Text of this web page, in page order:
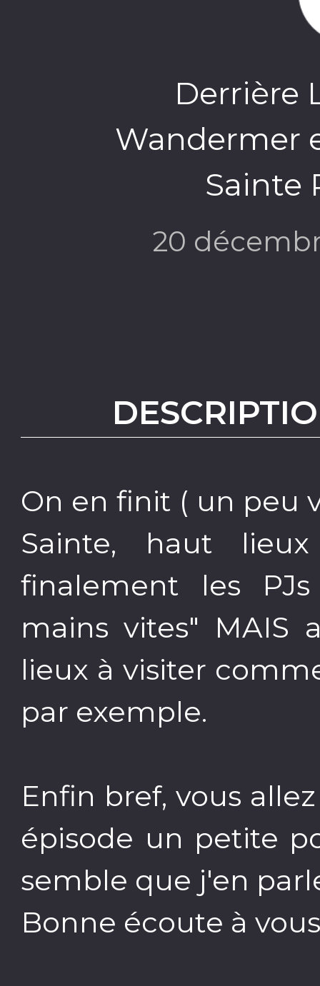
Derrière
Wandermer
Sainte
20
On en finit ( un peu
Sainte, haut
finalement les
mains vites" MAIS
lieux à visiter
par exemple.
Enfin bref, vous
épisode un petite
semble que j'en
Bonne écoute à